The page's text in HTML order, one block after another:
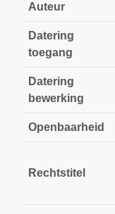
Auteur
Datering
toegang
Datering
bewerking
Openbaarheid
Rechtstitel